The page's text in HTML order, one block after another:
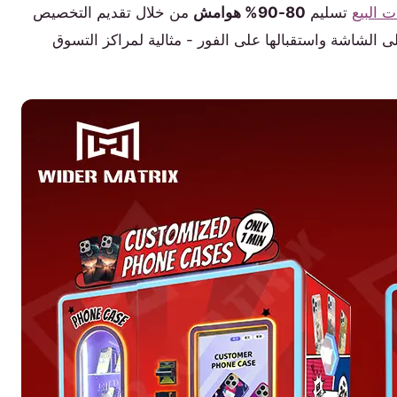
البيع تسليم 80-90% هوامش
من خلال تقديم التخصيص
الشاشة واستقبالها على الفور - مثالية لمراكز التسوق